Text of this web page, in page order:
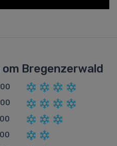
Bregenzerwald